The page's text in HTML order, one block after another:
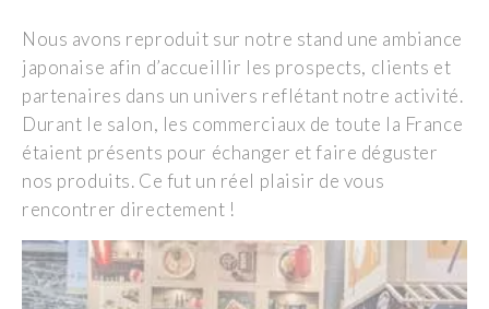
Nous avons reproduit sur notre stand une ambiance
japonaise afin d’accueillir les prospects, clients et
partenaires dans un univers reflétant notre activité.
Durant le salon, les commerciaux de toute la France
étaient présents pour échanger et faire déguster
nos produits. Ce fut un réel plaisir de vous
rencontrer directement !